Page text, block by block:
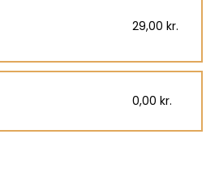
29,00 kr.
0,00 kr.